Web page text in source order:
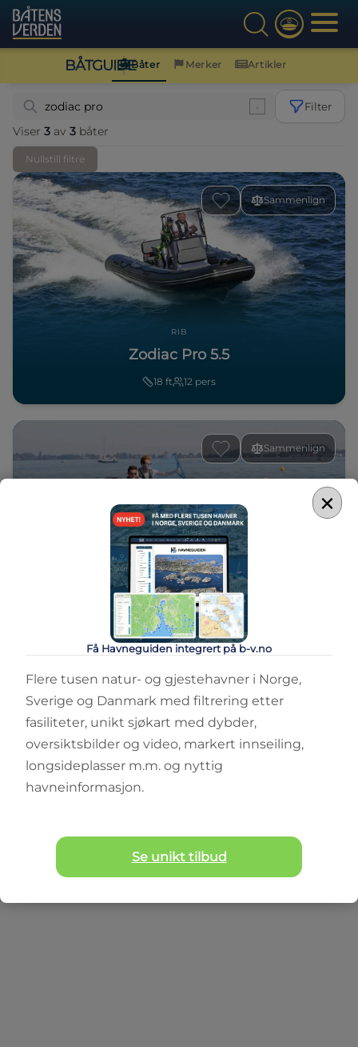
BÅTGUIDEBåter Merker Artikler
Filter
Viser 3 av 3 båter
Nullstill filtre
Sammenlign
RIB
Zodiac Pro 5.5
18 ft 12 pers
Sammenlign
RIB
Zodiac Pro 6.5
20 ft 15 pers
Sammenlign
Zodiac Pro 7
22 ft 16 pers
×
Få Havneguiden integrert på b-v.no
Flere tusen natur- og gjestehavner i Norge,
Sverige og Danmark med filtrering etter
fasiliteter, unikt sjøkart med dybder,
oversiktsbilder og video, markert innseiling,
longsideplasser m.m. og nyttig
havneinformasjon.
Se unikt tilbud